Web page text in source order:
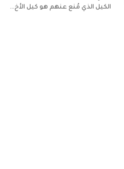
الكيل الذي مُنع عنهم هو كيل الأخ…